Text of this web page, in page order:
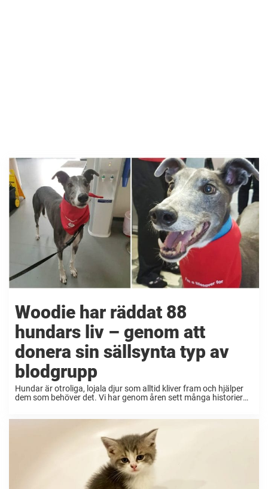
Woodie har räddat 88
hundars liv – genom att
donera sin sällsynta typ av
blodgrupp
Hundar är otroliga, lojala djur som alltid kliver fram och hjälper
dem som behöver det. Vi har genom åren sett många historier